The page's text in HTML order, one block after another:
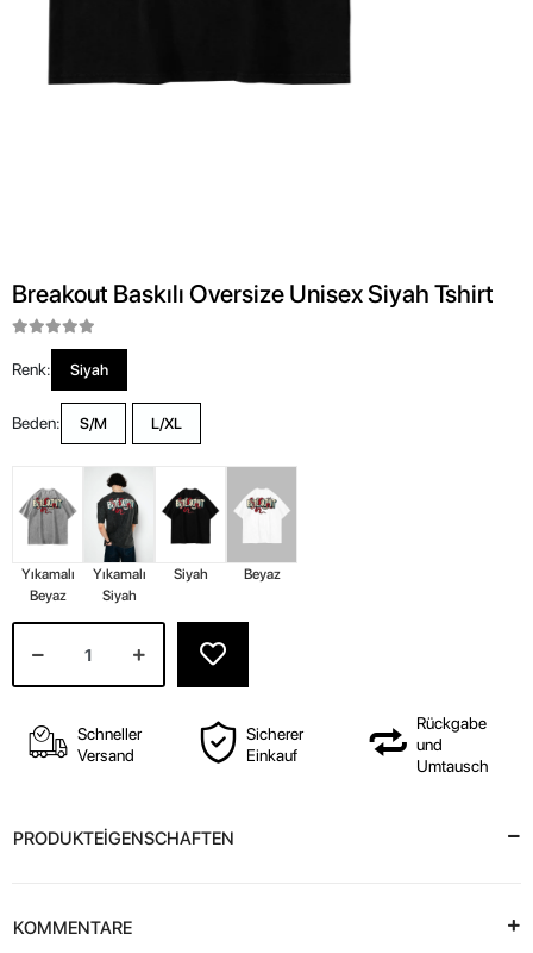
Breakout Baskılı Oversize Unisex Siyah Tshirt
Renk: Siyah
Beden: S/M L/XL
Yıkamalı
Beyaz
Yıkamalı
Siyah
Siyah Beyaz
Schneller
Versand
Sicherer
Einkauf
Rückgabe
und
Umtausch
PRODUKTEİGENSCHAFTEN
KOMMENTARE